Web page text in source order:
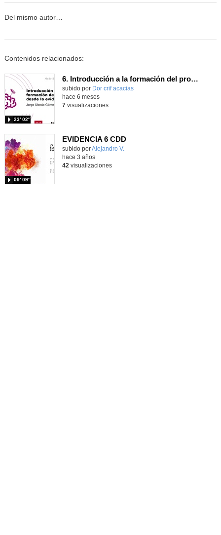
Del mismo autor…
Contenidos relacionados:
6. Introducción a la formación del profesorado desde la evidencia_Jorge Úbeda Gómez - CONGRESO INNOVACIÓN, FORMACIÓN Y ACOMPAÑAMIENTO DESDE LA EVIDENCIA
Contenido educativo.
subido por Dor crif acacias
23′ 02″
-
hace 6 meses
7visualizaciones
EVIDENCIA 6 CDD
Contenido educativo.
subido porAlejandro V.
09′ 09″
hace 3 años
42 visualizaciones